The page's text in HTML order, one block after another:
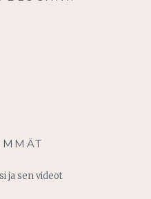
ja sen videot